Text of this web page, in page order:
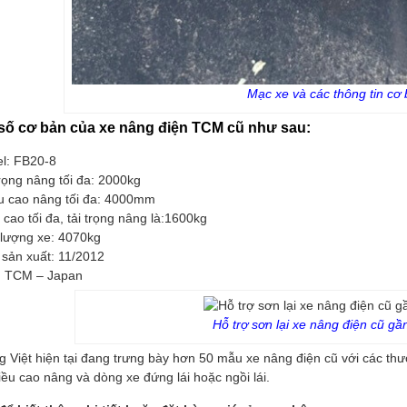
Mạc xe và các thông tin cơ
cơ bản của xe nâng điện TCM cũ như sau:
FB20-8
nâng tối đa: 2000kg
cao nâng tối đa: 4000mm
tối đa, tải trọng nâng là:1600kg
xe: 4070kg
xuất: 11/2012
TCM – Japan
Hỗ trợ sơn lại xe nâng điện cũ
Việt hiện tại đang trưng bày hơn 50 mẫu xe nâng điện cũ với các
cao nâng và dòng xe đứng lái hoặc ngồi lái.